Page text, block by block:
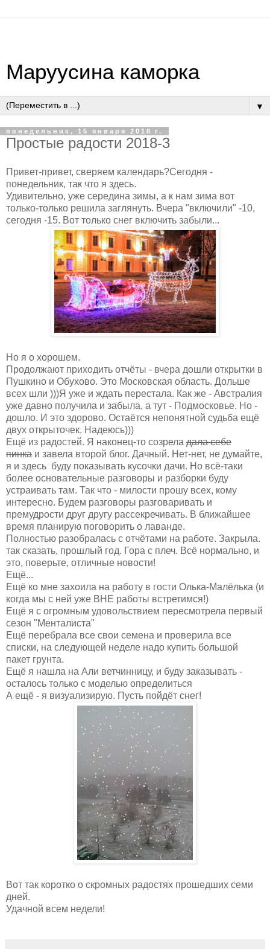
Маруусина каморка
▼
понедельник, 15 января 2018 г.
Простые радости 2018-3
Привет-привет, сверяем календарь?Сегодня -
понедельник, так что я здесь.
Удивительно, уже середина зимы, а к нам зима вот
только-только решила заглянуть. Вчера "включили" -10,
сегодня -15. Вот только снег включить забыли...
Но я о хорошем.
Продолжают приходить отчёты - вчера дошли открытки в
Пушкино и Обухово. Это Московская область. Дольше
всех шли )))Я уже и ждать перестала. Как же - Австралия
уже давно получила и забыла, а тут - Подмосковье. Но -
дошло. И это здорово. Остаётся непонятной судьба ещё
двух открыточек. Надеюсь)))
Ещё из радостей. Я наконец-то созрела дала себе
пинка и завела второй блог. Дачный. Нет-нет, не думайте,
я и здесь буду показывать кусочки дачи. Но всё-таки
более основательные разговоры и разборки буду
устраивать там. Так что - милости прошу всех, кому
интересно. Будем разговоры разговаривать и
премудрости друг другу рассекречивать. В ближайшее
время планирую поговорить о лаванде.
Полностью разобралась с отчётами на работе. Закрыла.
так сказать, прошлый год. Гора с плеч. Всё нормально, и
это, поверьте, отличные новости!
Ещё...
Ещё ко мне захоила на работу в гости Олька-Малёлька (и
когда мы с ней уже ВНЕ работы встретимся!)
Ещё я с огромным удовольствием пересмотрела первый
сезон "Менталиста"
Ещё перебрала все свои семена и проверила все
списки, на следующей неделе надо купить большой
пакет грунта.
Ещё я нашла на Али ветчинницу, и буду заказывать -
осталось только с моделью определиться
А ещё - я визуализирую. Пусть пойдёт снег!
Вот так коротко о скромных радостях прошедших семи
дней.
Удачной всем недели!